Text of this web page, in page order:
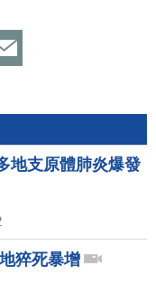
地支原體肺炎爆發
猝死暴增